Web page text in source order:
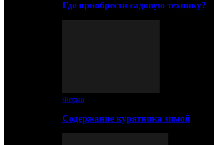
Где приобрести садовую технику?
Ферма
Содержание курятника зимой